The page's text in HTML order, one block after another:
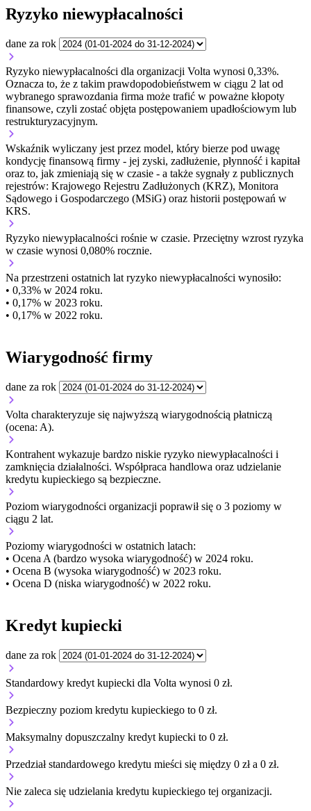
Ryzyko niewypłacalności
dane za rok
Ryzyko niewypłacalności dla organizacji Volta wynosi 0,33%.
Oznacza to, że z takim prawdopodobieństwem w ciągu 2 lat od
wybranego sprawozdania firma może trafić w poważne kłopoty
finansowe, czyli zostać objęta postępowaniem upadłościowym lub
restrukturyzacyjnym.
Wskaźnik wyliczany jest przez model, który bierze pod uwagę
kondycję finansową firmy - jej zyski, zadłużenie, płynność i kapitał
oraz to, jak zmieniają się w czasie - a także sygnały z publicznych
rejestrów: Krajowego Rejestru Zadłużonych (KRZ), Monitora
Sądowego i Gospodarczego (MSiG) oraz historii postępowań w
KRS.
Ryzyko niewypłacalności rośnie w czasie. Przeciętny wzrost ryzyka
w czasie wynosi 0,080% rocznie.
Na przestrzeni ostatnich lat ryzyko niewypłacalności wynosiło:
• 0,33% w 2024 roku.
• 0,17% w 2023 roku.
• 0,17% w 2022 roku.
Wiarygodność firmy
dane za rok
Volta charakteryzuje się najwyższą wiarygodnością płatniczą
(ocena: A).
Kontrahent wykazuje bardzo niskie ryzyko niewypłacalności i
zamknięcia działalności. Współpraca handlowa oraz udzielanie
kredytu kupieckiego są bezpieczne.
Poziom wiarygodności organizacji poprawił się o 3 poziomy w
ciągu 2 lat.
Poziomy wiarygodności w ostatnich latach:
• Ocena A (bardzo wysoka wiarygodność) w 2024 roku.
• Ocena B (wysoka wiarygodność) w 2023 roku.
• Ocena D (niska wiarygodność) w 2022 roku.
Kredyt kupiecki
dane za rok
Standardowy kredyt kupiecki dla Volta wynosi 0 zł.
Bezpieczny poziom kredytu kupieckiego to 0 zł.
Maksymalny dopuszczalny kredyt kupiecki to 0 zł.
Przedział standardowego kredytu mieści się między 0 zł a 0 zł.
Nie zaleca się udzielania kredytu kupieckiego tej organizacji.